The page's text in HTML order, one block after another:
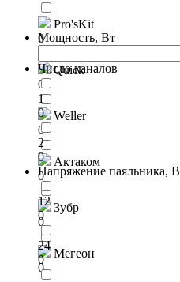
Pro'sKit
0
Quick
0
Weller
0
Актаком
0
Зубр
0
Мегеон
0
Мощность, Вт
Число каналов
1
0
2
0
Напряжение паяльника, В
12
0
24
0